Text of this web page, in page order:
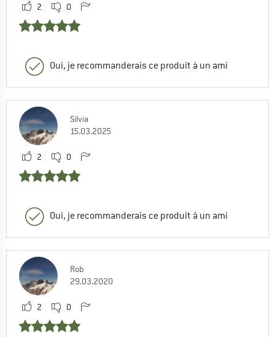
2 0
Oui, je recommanderais ce produit à un ami
Silvia
15.03.2025
2 0
Oui, je recommanderais ce produit à un ami
Rob
29.03.2020
2 0